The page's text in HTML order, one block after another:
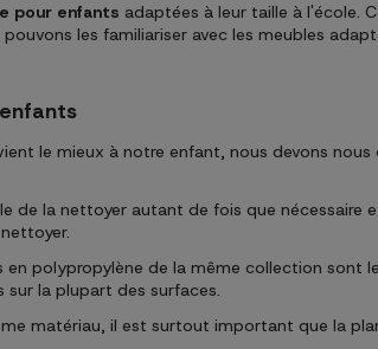
pour enfants adaptées à leur taille à l'école.
les familiariser avec les meubles
le mieux à notre enfant, nous devons
de la nettoyer autant de fois que
polypropylène de la même collection sont
la plupart des surfaces.
matériau, il est surtout important que la